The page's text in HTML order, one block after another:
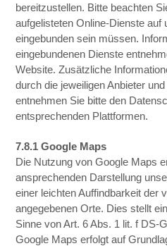
bereitzustellen. Bitte beachten
aufgelisteten Online-Dienste
eingebunden sein müssen.
eingebundenen Dienste
Website. Zusätzliche
durch die jeweiligen Anbieter
entnehmen Sie bitte den
entsprechenden Plattformen.
7.8.1 Google Maps
Die Nutzung von Google Maps
ansprechenden Darstellung
einer leichten Auffindbarkeit der
angegebenen Orte. Dies stellt
Sinne von Art. 6 Abs. 1 lit. f DS-
Google Maps erfolgt auf